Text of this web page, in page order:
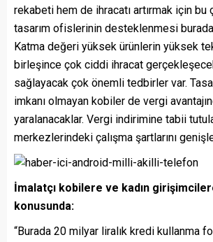
rekabeti hem de ihracatı artırmak için bu
tasarım ofislerinin desteklenmesi
Katma değeri yüksek ürünlerin yüksek
birleşince çok ciddi ihracat
sağlayacak çok önemli tedbirler var.
imkanı olmayan kobiler de vergi
yaralanacaklar. Vergi indirimine tabii
merkezlerindeki çalışma şartlarını
İmalatçı kobilere ve kadın
konusunda:
“Burada 20 milyar liralık kredi kullanma